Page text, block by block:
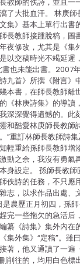
了大批血汗。 林庚
集》基本上單行出書
長教師接踵脫稿，圖
夜修改，尤其是《
以交稿時光不竭延遲
也未能出書。2007
九首》所撰《附言》
本書，在師長教師離
《林庚詩集》的導讀
深深覺得遺憾的。此
和酷愛林庚師長教師
”重訂林師長教師詩
輕重給孫師長教師增
動之余，我沒有勇氣
身設定。 孫師長教師
佚詩的任務，不只應
志，以求作品出處、
農歷正月初四，孫
完一些拖欠的急活后
纂《詩集》集外內在
集外集》“定稿”。雖
著，他又通讀了一遍
削往的，均用白色標